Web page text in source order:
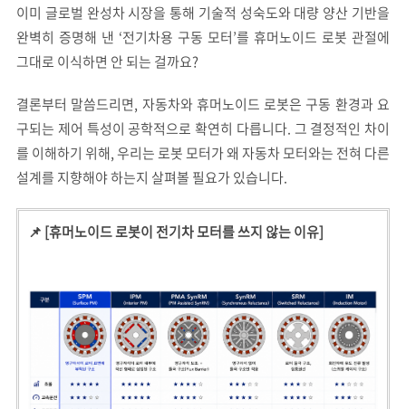
이미 글로벌 완성차 시장을 통해 기술적 성숙도와 대량 양산 기반을
완벽히 증명해 낸 ‘전기차용 구동 모터’를 휴머노이드 로봇 관절에
그대로 이식하면 안 되는 걸까요?
결론부터 말씀드리면, 자동차와 휴머노이드 로봇은 구동 환경과 요
구되는 제어 특성이 공학적으로 확연히 다릅니다. 그 결정적인 차이
를 이해하기 위해, 우리는 로봇 모터가 왜 자동차 모터와는 전혀 다른
설계를 지향해야 하는지 살펴볼 필요가 있습니다.
📌 [휴머노이드 로봇이 전기차 모터를 쓰지 않는 이유]